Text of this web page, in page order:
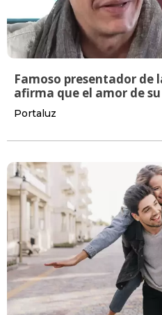
Famoso presentador de
afirma que el amor de
Portaluz